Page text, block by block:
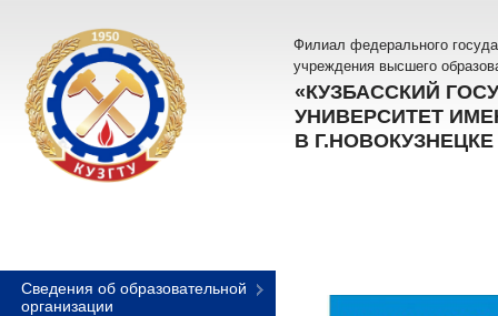
Филиал федерального
учреждения высшего
«КУЗБАССКИЙ
УНИВЕРСИТЕТ
В Г.НОВОКУЗНЕЦКЕ
Сведения об образовательной
организации